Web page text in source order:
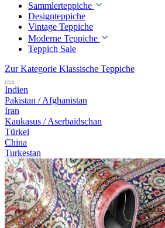
Sammlerteppiche
Designteppiche
Vintage Teppiche
Moderne Teppiche
Teppich Sale
Zur Kategorie Klassische Teppiche
Indien
Pakistan / Afghanistan
Iran
Kaukasus / Aserbaidschan
Türkei
China
Turkestan